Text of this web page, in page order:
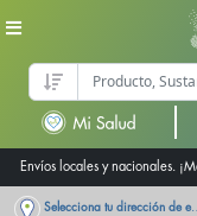
Envíos locales y nacionales.
Selecciona tu dirección de entrega